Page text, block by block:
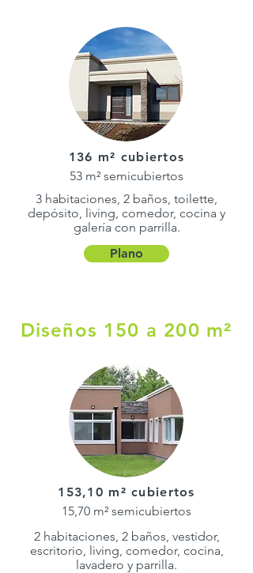
136 m² cubiertos
53 m² semicubiertos
3 habitaciones, 2 baños, toilette,
depósito, living, comedor, cocina y
galería con parrilla.
Plano
Diseños 150 a 200 m²
153,10 m² cubiertos
15,70 m² semicubiertos
2 habitaciones, 2 baños, vestidor,
escritorio, living, comedor, cocina,
lavadero y parrilla.